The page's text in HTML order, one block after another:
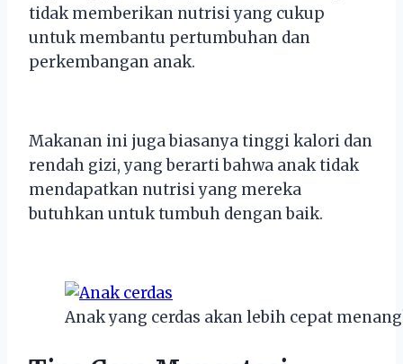
tidak memberikan nutrisi yang cukup
untuk membantu pertumbuhan dan
perkembangan anak.
Makanan ini juga biasanya tinggi kalori dan
rendah gizi, yang berarti bahwa anak tidak
mendapatkan nutrisi yang mereka
butuhkan untuk tumbuh dengan baik.
Anak yang cerdas akan lebih cepat